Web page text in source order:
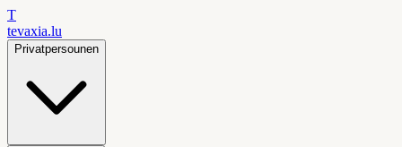
T
tevaxia.lu
Privatpersounen